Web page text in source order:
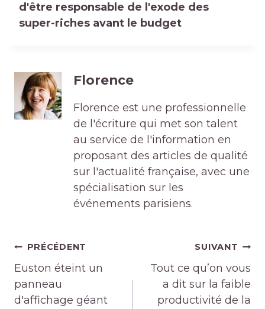
d'être responsable de l'exode des
super-riches avant le budget
Florence
Florence est une professionnelle
de l'écriture qui met son talent
au service de l'information en
proposant des articles de qualité
sur l'actualité française, avec une
spécialisation sur les
événements parisiens.
Navigation
de
l’article
PRÉCÉDENT
Euston éteint un
panneau
d'affichage géant
SUIVANT
Tout ce qu’on vous
a dit sur la faible
productivité de la